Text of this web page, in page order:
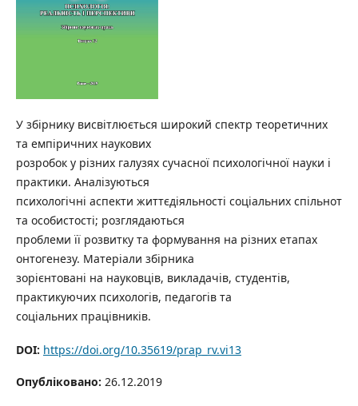
У збірнику висвітлюється широкий спектр теоретичних
та емпіричних наукових
розробок у різних галузях сучасної психологічної науки і
практики. Аналізуються
психологічні аспекти життєдіяльності соціальних спільнот
та особистості; розглядаються
проблеми її розвитку та формування на різних етапах
онтогенезу. Матеріали збірника
зорієнтовані на науковців, викладачів, студентів,
практикуючих психологів, педагогів та
соціальних працівників.
DOI: https://doi.org/10.35619/prap_rv.vi13
Опубліковано: 26.12.2019